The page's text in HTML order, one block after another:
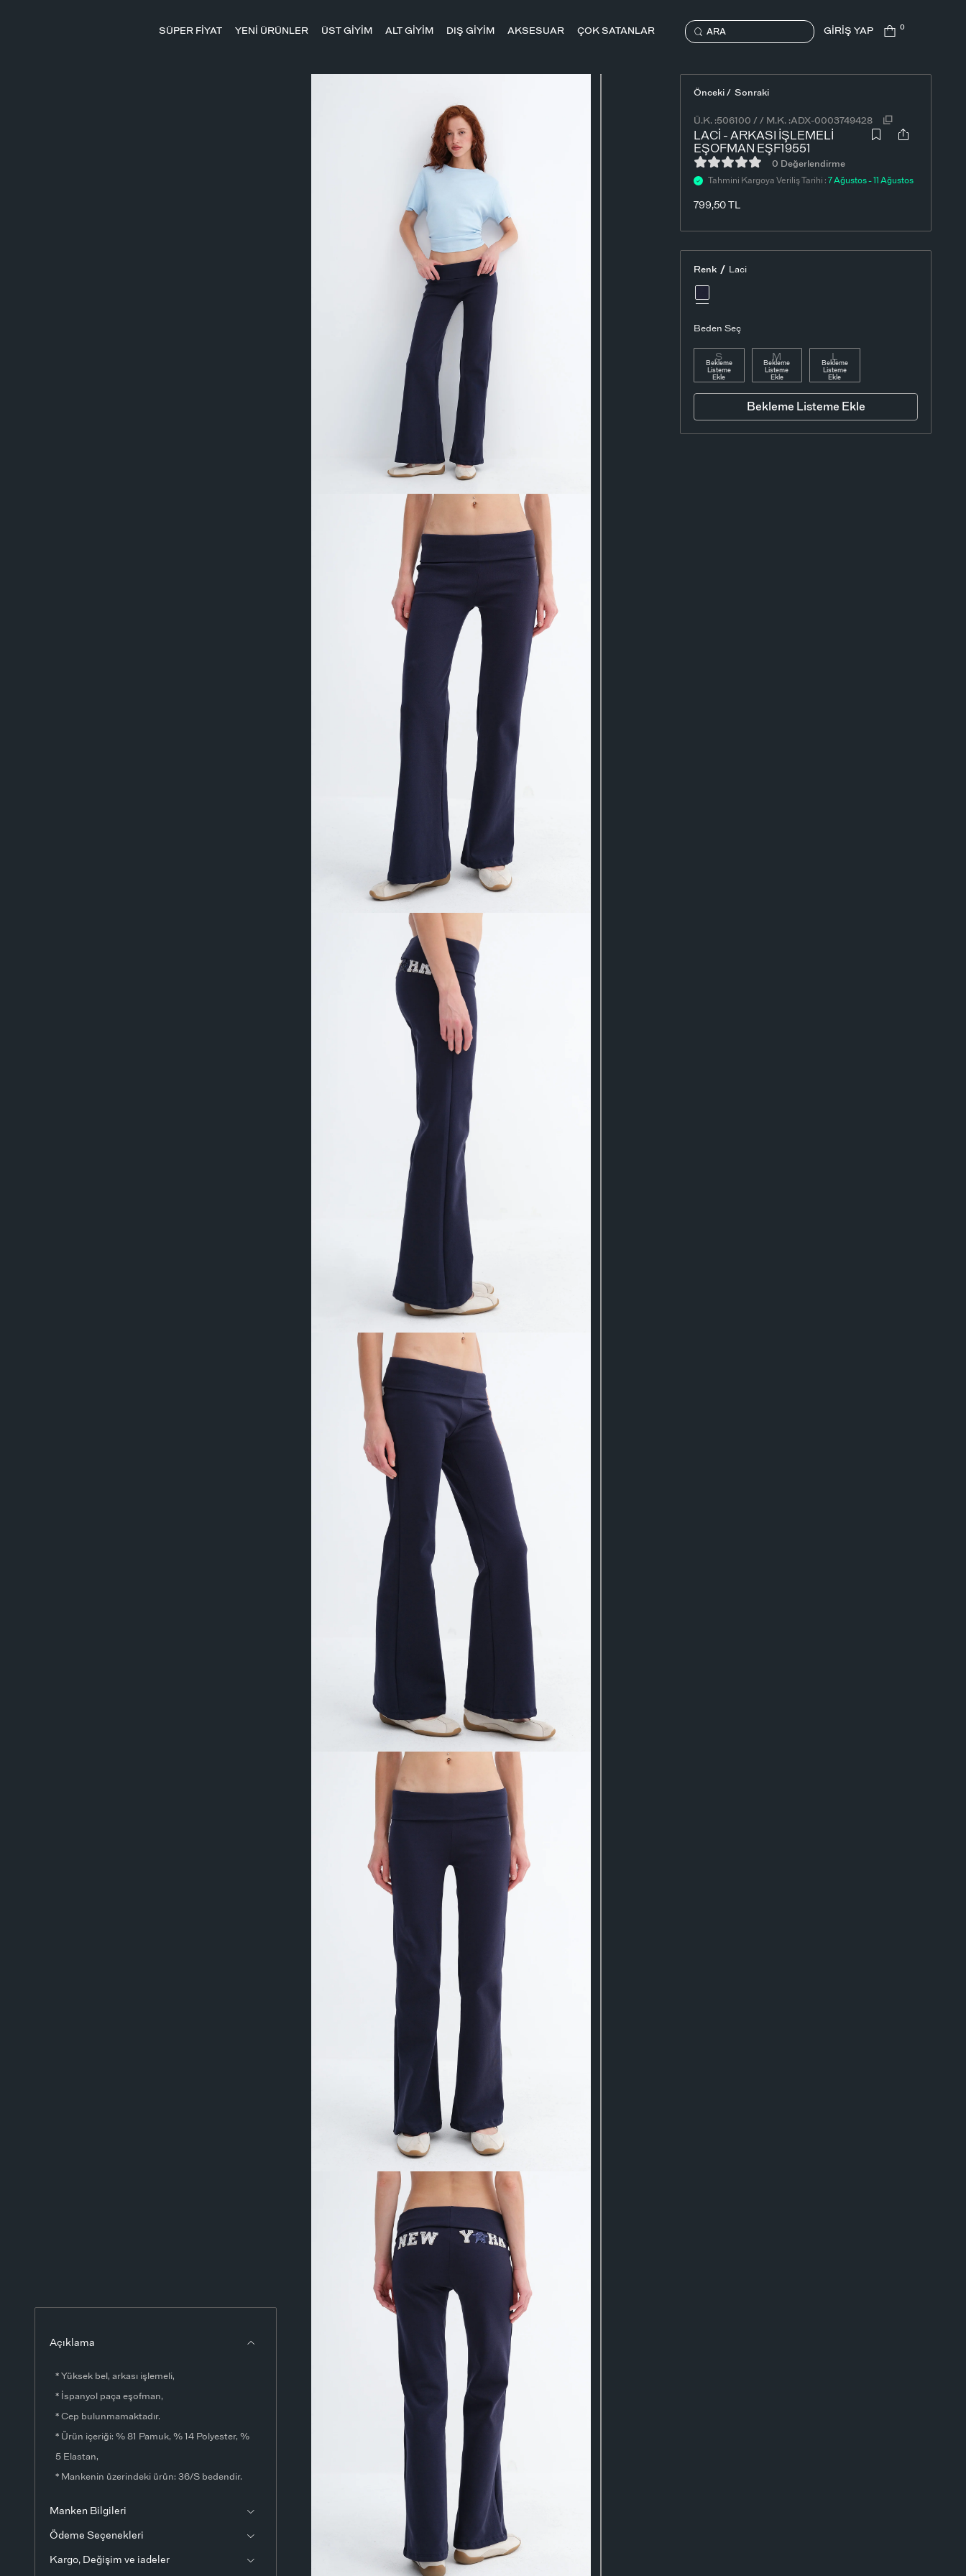
SÜPER FİYAT YENİ ÜRÜNLER ÜST GİYİM ALT GİYİM DIŞ GİYİM AKSESUAR ÇOK SATANLAR ARA GİRİŞ YAP 0
Açıklama
* Yüksek bel, arkası işlemeli,
* İspanyol paça eşofman,
* Cep bulunmamaktadır.
* Ürün içeriği: % 81 Pamuk, % 14 Polyester, %
5 Elastan,
* Mankenin üzerindeki ürün: 36/S bedendir.
cmBasen: 84 cmİç bacak boyu: 82
cmÖlçülerde ±1-3 cm fark olabilir.
* Ürün fotoğrafları stüdyo ortamında
Manken Bilgileri
Ödeme Seçenekleri
Kargo, Değişim ve iadeler
Önceki / Sonraki
Ü.K. :506100 // M.K. :ADX-0003749428
LACI - ARKASI İŞLEMELI
EŞOFMAN EŞF19551
0 Değerlendirme
Tahmini Kargoya Veriliş Tarihi :7 Ağustos - 11 Ağustos
799,50TL
Renk / Laci
Beden Seç
S
Bekleme
Listeme
Ekle
M
Bekleme
Listeme
Ekle
L
Bekleme
Listeme
Ekle
Bekleme Listeme Ekle